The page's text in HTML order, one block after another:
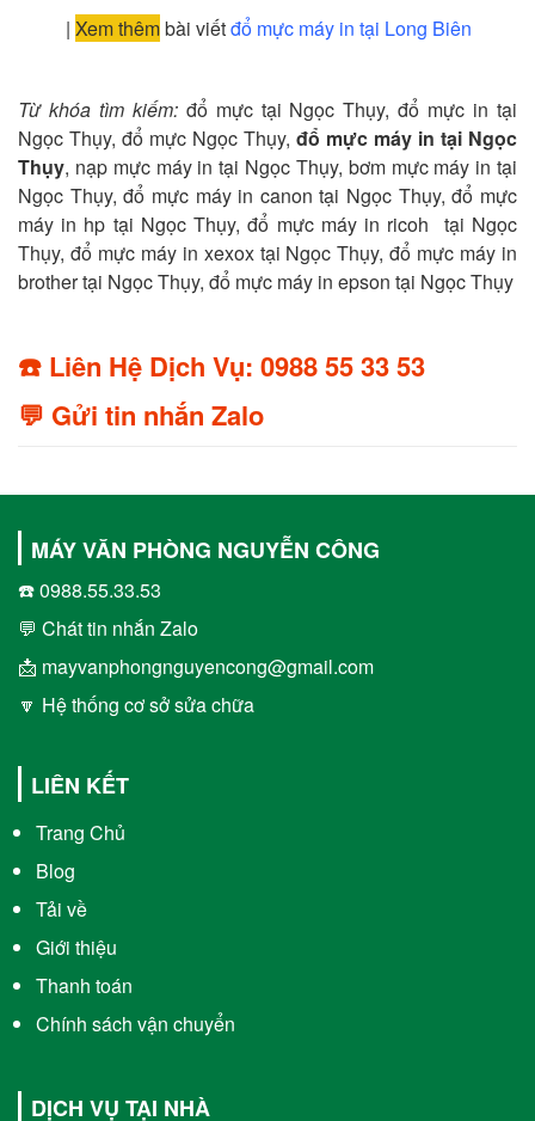
| Xem thêmbài viếtđổ mực máy in tại Long Biên
Từ khóa tìm kiếm:đổ mực tại Ngọc Thụy, đổ mực in tại
Ngọc Thụy, đổ mực Ngọc Thụy, đổ mực máy in tại Ngọc
Thụy, nạp mực máy in tại Ngọc Thụy, bơm mực máy in tại
Ngọc Thụy, đổ mực máy in canon tại Ngọc Thụy, đổ mực
máy in hp tại Ngọc Thụy, đổ mực máy in ricoh tại Ngọc
Thụy, đổ mực máy in xexox tại Ngọc Thụy, đổ mực máy in
brother tại Ngọc Thụy, đổ mực máy in epson tại Ngọc Thụy
☎️ Liên Hệ Dịch Vụ: 0988 55 33 53
💬 Gửi tin nhắn Zalo
MÁY VĂN PHÒNG NGUYỄN CÔNG
☎️ 0988.55.33.53
💬 Chát tin nhắn Zalo
📩 mayvanphongnguyencong@gmail.com
🔽 Hệ thống cơ sở sửa chữa
LIÊN KẾT
Trang Chủ
Blog
Tải về
Giới thiệu
Thanh toán
Chính sách vận chuyển
DỊCH VỤ TẠI NHÀ